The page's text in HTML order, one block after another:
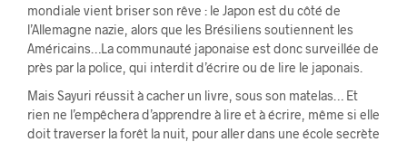
mondiale vient briser son rêve : le Japon est du côté de
l’Allemagne nazie, alors que les Brésiliens soutiennent les
Américains…La communauté japonaise est donc surveillée de
près par la police, qui interdit d’écrire ou de lire le japonais.
Mais Sayuri réussit à cacher un livre, sous son matelas… Et
rien ne l’empêchera d’apprendre à lire et à écrire, même si elle
doit traverser la forêt la nuit, pour aller dans une école secrète